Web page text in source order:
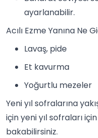
ayarlanabilir.
Acılı Ezme Yanına Ne
Lavaş, pide
Et kavurma
Yoğurtlu mezeler
Yeni yıl sofralarına
içinyeni yıl sofraları
bakabilirsiniz.